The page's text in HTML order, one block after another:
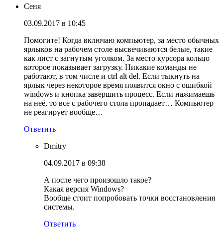
Сеня
03.09.2017 в 10:45
Помогите! Когда включаю компьютер, за место обычных
ярлыков на рабочем столе высвечиваются белые, такие
как лист с загнутым уголком. За место курсора кольцо
которое показывает загрузку. Никакие команды не
работают, в том числе и ctrl alt del. Если тыкнуть на
ярлык через некоторое время появится окно с ошибкой
windows и кнопка завершить процесс. Если нажимаешь
на неё, то все с рабочего стола пропадает… Компьютер
не реагирует вообще…
Ответить
Dmitry
04.09.2017 в 09:38
А после чего произошло такое?
Какая версия Windows?
Вообще стоит попробовать точки восстановления
системы.
Ответить